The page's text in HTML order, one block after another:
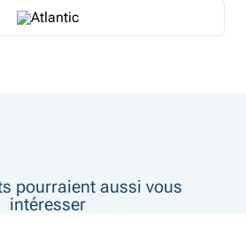
pourraient aussi vous
intéresser